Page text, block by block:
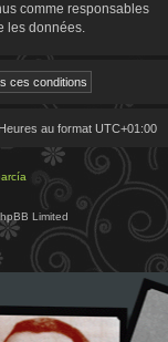
comme responsables
les données.
Heures au format UTC+01:00
Limited